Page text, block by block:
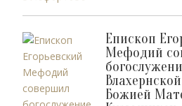
Епископ
Мефодий
Божией